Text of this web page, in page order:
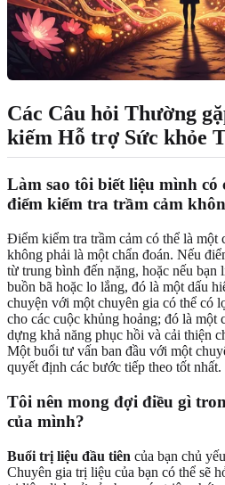
Các Câu hỏi Thường
kiếm Hỗ trợ Sức khỏe
Làm sao tôi biết liệu mình có
điểm kiểm tra trầm cảm
Điểm kiểm tra trầm cảm có thể là một
không phải là một chẩn đoán. Nếu
từ trung bình đến nặng, hoặc nếu bạn
buồn bã hoặc lo lắng, đó là một dấu
chuyện với một chuyên gia có thể có
cho các cuộc khủng hoảng; đó là một
dựng khả năng phục hồi và cải thiện
Một buổi tư vấn ban đầu với một
quyết định các bước tiếp theo tốt nhất.
Tôi nên mong đợi điều gì
của mình?
Buổi trị liệu đầu tiên của bạn chủ
Chuyên gia trị liệu của bạn có thể sẽ